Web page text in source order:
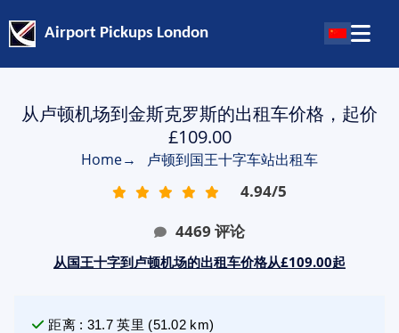
Airport Pickups London
从卢顿机场到金斯克罗斯的出租车价格，起价
£109.00
Home→ 卢顿到国王十字车站出租车
4.94/5
4469 评论
从国王十字到卢顿机场的出租车价格从£109.00起
距离: 31.7 英里 (51.02 km)